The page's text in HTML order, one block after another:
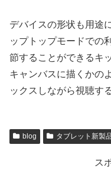
デバイスの形状も用途
ップトップモードでの
節することができるキ
キャンバスに描くかの
ックスしながら視聴す
blog タブレット新製
ス